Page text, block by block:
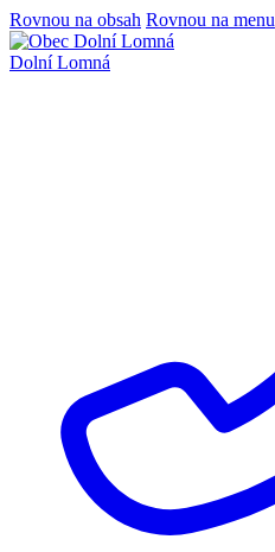
Rovnou na obsah Rovnou na menu
Dolní Lomná